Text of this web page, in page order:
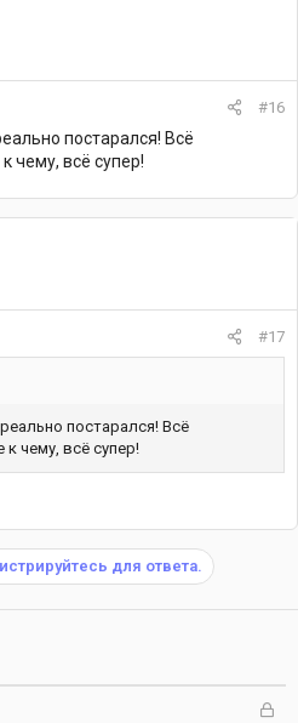
#16
постарался! Всё
чему, всё супер!
#17
постарался! Всё
чему, всё супер!
для ответа.
З